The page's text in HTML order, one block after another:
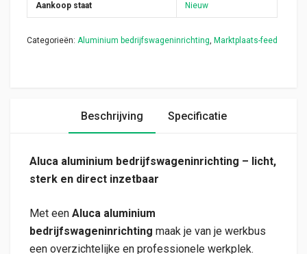
Aankoop staat Nieuw
Categorieën: Aluminium bedrijfswageninrichting, Marktplaats-feed
Beschrijving Specificatie
Aluca aluminium bedrijfswageninrichting – licht,
sterk en direct inzetbaar
Met een Aluca aluminium
bedrijfswageninrichting maak je van je werkbus
een overzichtelijke en professionele werkplek.